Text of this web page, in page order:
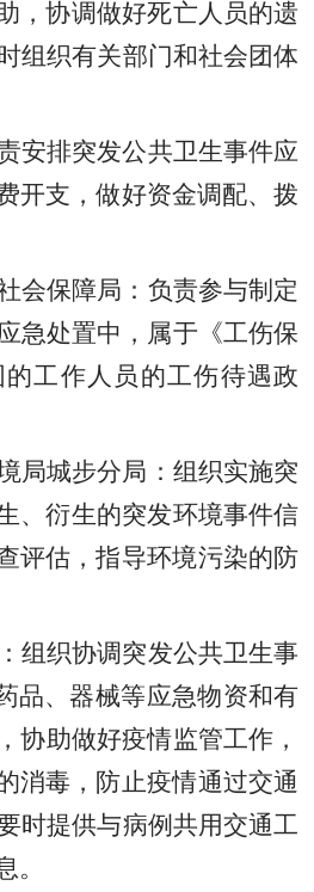
，协调做好死亡人员的遗
组织有关部门和社会团体
安排突发公共卫生事件应
开支 ，做好资金调配、拨
会保障局：负责参与制定
急处置中 ， 属于《工伤保
工作人员的工伤待遇政
局城步分局：组织实施突
、衍生的突发环境事件信
评估 ，指导环境污染的防
组织协调突发公共卫生事
品、 器械等应急物资和有
，协助做好疫情监管工作 ，
消毒 ， 防止疫情通过交通
时提供与病例共用交通工
。